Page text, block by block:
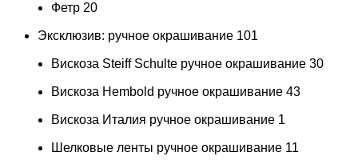
Фетр 20
Эксклюзив: ручное окрашивание 101
Вискоза Steiff Schulte ручное окрашивание 30
Вискоза Hembold ручное окрашивание 43
Вискоза Италия ручное окрашивание 1
Шелковые ленты ручное окрашивание 11